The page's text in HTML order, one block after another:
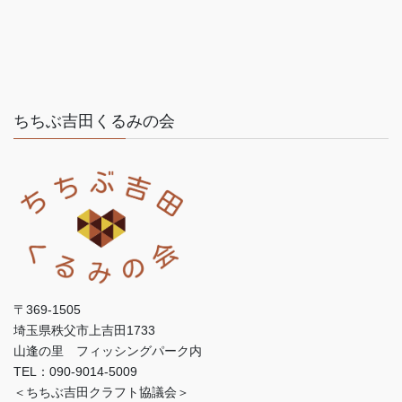
ちちぶ吉田くるみの会
〒369-1505
埼玉県秩父市上吉田1733
山逢の里 フィッシングパーク内
TEL：090-9014-5009
＜ちちぶ吉田クラフト協議会＞